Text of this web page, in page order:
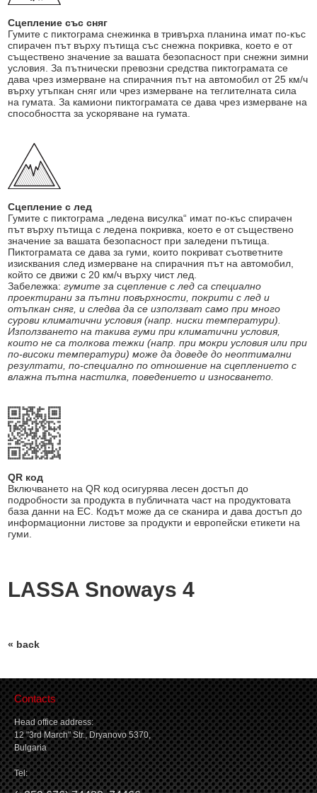
Сцепление със сняг
Гумите с пиктограма снежинка в тривърха планина имат по-къс
спирачен път върху пътища със снежна покривка, което е от
съществено значение за вашата безопасност при снежни зимни
условия. За пътнически превозни средства пиктограмата се
дава чрез измерване на спирачния път на автомобил от 25 км/ч
върху утъпкан сняг или чрез измерване на теглителната сила
на гумата. За камиони пиктограмата се дава чрез измерване на
способността за ускоряване на гумата.
Сцепление с лед
Гумите с пиктограма „ледена висулка“ имат по-къс спирачен
път върху пътища с ледена покривка, което е от съществено
значение за вашата безопасност при заледени пътища.
Пиктограмата се дава за гуми, които покриват съответните
изисквания след измерване на спирачния път на автомобил,
който се движи с 20 км/ч върху чист лед.
Забележка:гумите за сцепление с лед са специално
проектирани за пътни повърхности, покрити с лед и
отъпкан сняг, и следва да се използват само при много
сурови климатични условия (напр. ниски температури).
Използването на такива гуми при климатични условия,
които не са толкова тежки (напр. при мокри условия или при
по-високи температури) може да доведе до неоптимални
резултати, по-специално по отношение на сцеплението с
влажна пътна настилка, поведението и износването.
QR код
Включването на QR код осигурява лесен достъп до
подробности за продукта в публичната част на продуктовата
база данни на ЕС. Кодът може да се сканира и дава достъп до
информационни листове за продукти и европейски етикети на
гуми.
LASSA Snoways 4
« back
Contacts
Head office address:
12 "3rd March" Str., Dryanovo 5370,
Bulgaria
Tel: